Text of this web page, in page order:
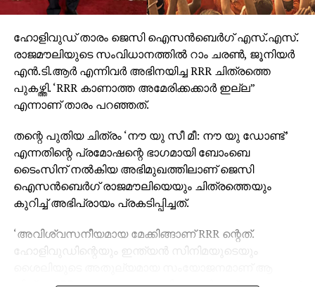
ഹോളിവുഡ് താരം ജെസി ഐസന്‍ബെര്‍ഗ് എസ്.എസ്.
രാജമൗലിയുടെ സംവിധാനത്തില്‍ റാം ചരണ്‍, ജൂനിയര്‍
എന്‍.ടി.ആര്‍ എന്നിവര്‍ അഭിനയിച്ച RRR ചിത്രത്തെ
പുകഴ്ത്തി. ‘RRR കാണാത്ത അമേരിക്കക്കാര്‍ ഇല്ല”
എന്നാണ് താരം പറഞ്ഞത്.
തന്റെ പുതിയ ചിത്രം ‘നൗ യു സീ മീ: നൗ യു ഡോണ്ട്’
എന്നതിന്റെ പ്രമോഷന്റെ ഭാഗമായി ബോംബെ
ടൈംസിന് നല്‍കിയ അഭിമുഖത്തിലാണ് ജെസി
ഐസന്‍ബെര്‍ഗ് രാജമൗലിയെയും ചിത്രത്തെയും
കുറിച്ച് അഭിപ്രായം പ്രകടിപ്പിച്ചത്.
‘അവിശ്വസനീയമായ മേക്കിങ്ങാണ് RRR ന്റെത്.
ഹോളിവുഡിന്റെയും ഇന്ത്യന്‍ സിനിമയുടെയും